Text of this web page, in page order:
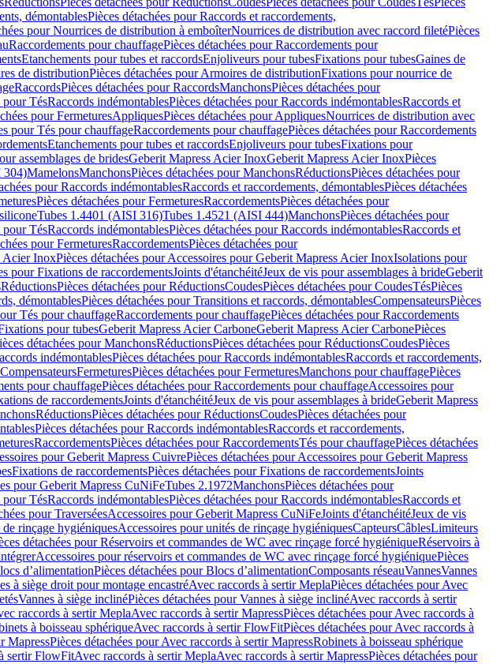
démontablesPièces détachées pour Raccords et raccordements,
pour Nourrices de distribution à emboîterNourrices de distribution avec raccord filetéPièces
Raccordements pour chauffagePièces détachées pour Raccordements pour
Etanchements pour tubes et raccordsEnjoliveurs pour tubesFixations pour tubesGaines de
de distributionPièces détachées pour Armoires de distributionFixations pour nourrice de
RaccordsPièces détachées pour RaccordsManchonsPièces détachées pour
pour TésRaccords indémontablesPièces détachées pour Raccords indémontablesRaccords et
pour FermeturesAppliquesPièces détachées pour AppliquesNourrices de distribution avec
pour Tés pour chauffageRaccordements pour chauffagePièces détachées pour Raccordements
Etanchements pour tubes et raccordsEnjoliveurs pour tubesFixations pour
assemblages de bridesGeberit Mapress Acier InoxGeberit Mapress Acier InoxPièces
304)MamelonsManchonsPièces détachées pour ManchonsRéductionsPièces détachées pour
pour Raccords indémontablesRaccords et raccordements, démontablesPièces détachées
Pièces détachées pour FermeturesRaccordementsPièces détachées pour
Tubes 1.4401 (AISI 316)Tubes 1.4521 (AISI 444)ManchonsPièces détachées pour
pour TésRaccords indémontablesPièces détachées pour Raccords indémontablesRaccords et
pour FermeturesRaccordementsPièces détachées pour
Acier InoxPièces détachées pour Accessoires pour Geberit Mapress Acier InoxIsolations pour
pour Fixations de raccordementsJoints d'étanchéitéJeux de vis pour assemblages à brideGeberit
RéductionsPièces détachées pour RéductionsCoudesPièces détachées pour CoudesTésPièces
démontablesPièces détachées pour Transitions et raccords, démontablesCompensateursPièces
Tés pour chauffageRaccordements pour chauffagePièces détachées pour Raccordements
pour tubesGeberit Mapress Acier CarboneGeberit Mapress Acier CarbonePièces
détachées pour ManchonsRéductionsPièces détachées pour RéductionsCoudesPièces
indémontablesPièces détachées pour Raccords indémontablesRaccords et raccordements,
FermeturesPièces détachées pour FermeturesManchons pour chauffagePièces
pour chauffagePièces détachées pour Raccordements pour chauffageAccessoires pour
de raccordementsJoints d'étanchéitéJeux de vis pour assemblages à brideGeberit Mapress
RéductionsPièces détachées pour RéductionsCoudesPièces détachées pour
Pièces détachées pour Raccords indémontablesRaccords et raccordements,
RaccordementsPièces détachées pour RaccordementsTés pour chauffagePièces détachées
pour Geberit Mapress CuivrePièces détachées pour Accessoires pour Geberit Mapress
Fixations de raccordementsPièces détachées pour Fixations de raccordementsJoints
pour Geberit Mapress CuNiFeTubes 2.1972ManchonsPièces détachées pour
pour TésRaccords indémontablesPièces détachées pour Raccords indémontablesRaccords et
pour TraverséesAccessoires pour Geberit Mapress CuNiFeJoints d'étanchéitéJeux de vis
rinçage hygiéniquesAccessoires pour unités de rinçage hygiéniquesCapteursCâblesLimiteurs
détachées pour Réservoirs et commandes de WC avec rinçage forcé hygiéniqueRéservoirs à
Accessoires pour réservoirs et commandes de WC avec rinçage forcé hygiéniquePièces
d’alimentationPièces détachées pour Blocs d’alimentationComposants réseauVannesVannes
à siège droit pour montage encastréAvec raccords à sertir MeplaPièces détachées pour Avec
Vannes à siège inclinéPièces détachées pour Vannes à siège inclinéAvec raccords à sertir
raccords à sertir MeplaAvec raccords à sertir MapressPièces détachées pour Avec raccords à
à boisseau sphériqueAvec raccords à sertir FlowFitPièces détachées pour Avec raccords à
MapressPièces détachées pour Avec raccords à sertir MapressRobinets à boisseau sphérique
sertir FlowFitAvec raccords à sertir MeplaAvec raccords à sertir MapressPièces détachées pour